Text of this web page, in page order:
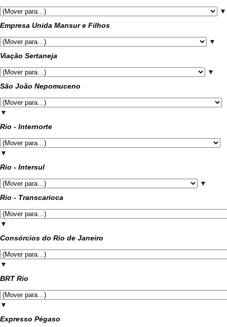
▼
Empresa Unida Mansur e Filhos
▼
Viação Sertaneja
▼
São João Nepomuceno
▼
Rio - Internorte
▼
Rio - Intersul
▼
Rio - Transcarioca
▼
Consórcios do Rio de Janeiro
▼
BRT Rio
▼
Expresso Pégaso